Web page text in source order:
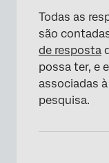
Todas as
são
de resposta
possa ter, e
associadas
pesquisa.